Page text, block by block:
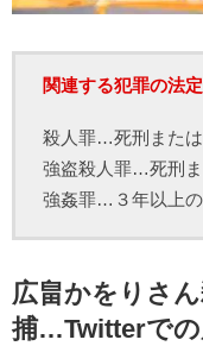
関連する犯罪の法
殺人罪…死刑また
強盗殺人罪…死刑
強姦罪…３年以上
広畠かをりさ
捕…Twitterでの